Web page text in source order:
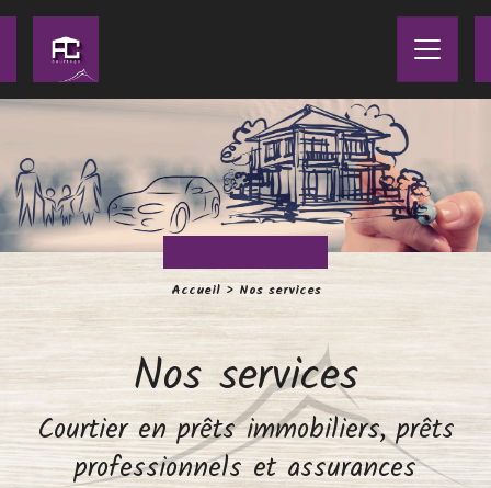
Accueil> Nos services
Nos services
Courtier en prêts immobiliers, prêts
professionnels et assurances